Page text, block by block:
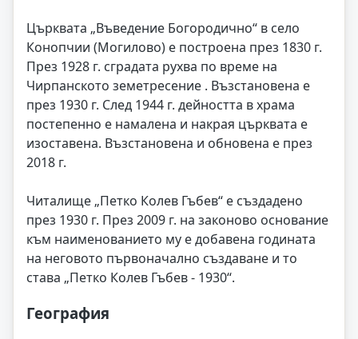
Църквата „Въведение Богородично“ в село
Конопчии (Могилово) е построена през 1830 г.
През 1928 г. сградата рухва по време на
Чирпанското земетресение . Възстановена е
през 1930 г. След 1944 г. дейността в храма
постепенно е намалена и накрая църквата е
изоставена. Възстановена и обновена е през
2018 г.
Читалище „Петко Колев Гъбев“ е създадено
през 1930 г. През 2009 г. на законово основание
към наименованието му е добавена годината
на неговото първоначално създаване и то
става „Петко Колев Гъбев - 1930“.
География